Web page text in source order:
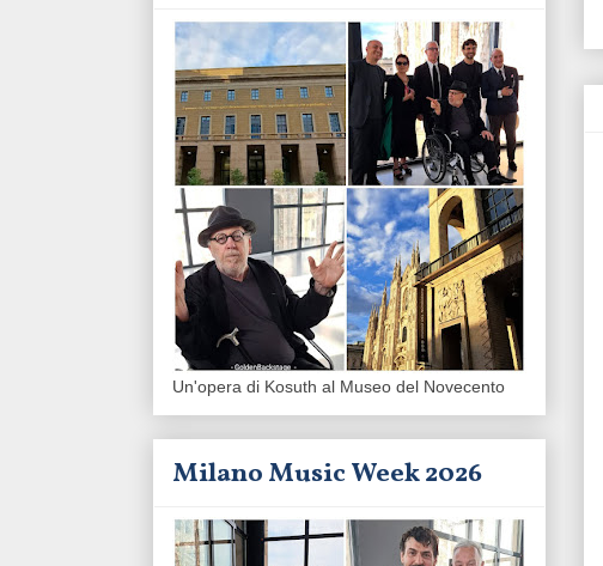
Un'opera di Kosuth al Museo del Novecento
Milano Music Week 2026